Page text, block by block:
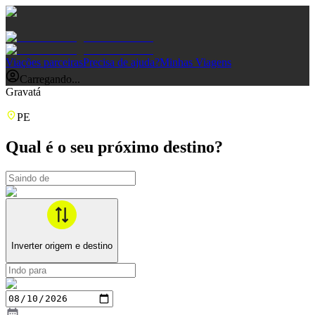
Viações parceirasPrecisa de ajuda?Minhas Viagens
Carregando...
Gravatá
PE
Qual é o seu próximo destino?
Inverter origem e destino